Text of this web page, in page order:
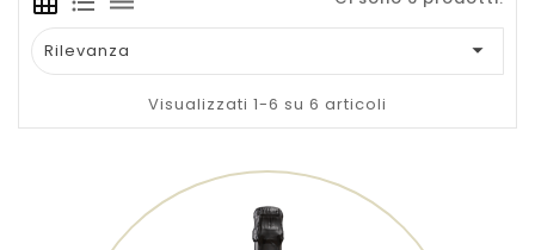
Rilevanza 
Visualizzati 1-6 su 6 articoli